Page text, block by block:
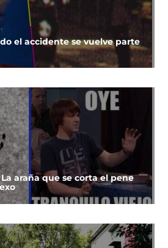
el accidente se vuelve parte
araña que se corta el pene